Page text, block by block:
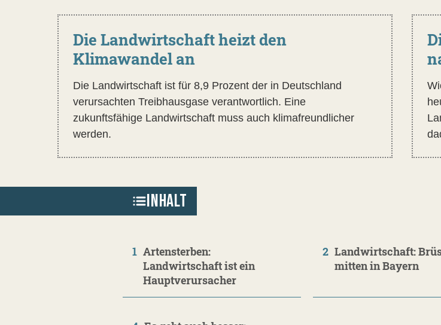
Die Landwirtschaft heizt den
Klimawandel an
Die Landwirtschaft ist für 8,9 Prozent der in Deutschland
verursachten Treibhausgase verantwortlich. Eine
zukunftsfähige Landwirtschaft muss auch klimafreundlicher
werden.
INHALT
1 Artensterben:
Landwirtschaft ist ein
Hauptverursacher
2 Landwirtschaft:
mitten in Bayern